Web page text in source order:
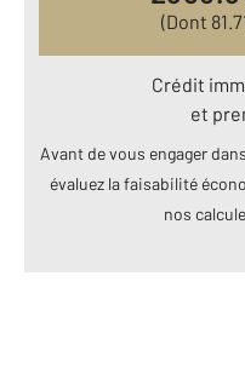
(Dont
Crédit
et
Avant de vous engager
évaluez la faisabilité
nos